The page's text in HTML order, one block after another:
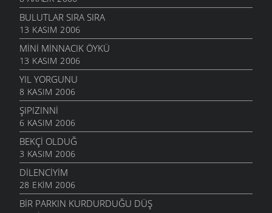
BULUTLAR SIRA SIRA
13 KASIM 2006
MINI MINNACIK ÖYKÜ
13 KASIM 2006
YIL YORGUNU
8 KASIM 2006
ŞIPIZINNI
6 KASIM 2006
BEKÇI OLDUĞ
3 KASIM 2006
DİLENCİYİM
28 EKIM 2006
BIR PARKIN KURDURDUĞU DÜŞ